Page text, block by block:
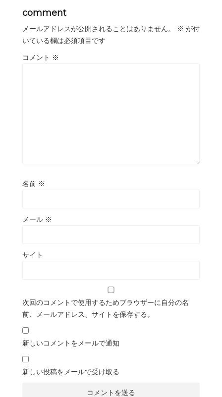
comment
メールアドレスが公開されることはありません。 ※ が付
いている欄は必須項目です
コメント ※
名前 ※
メール ※
サイト
次回のコメントで使用するためブラウザーに自分の名
前、メールアドレス、サイトを保存する。
新しいコメントをメールで通知
新しい投稿をメールで受け取る